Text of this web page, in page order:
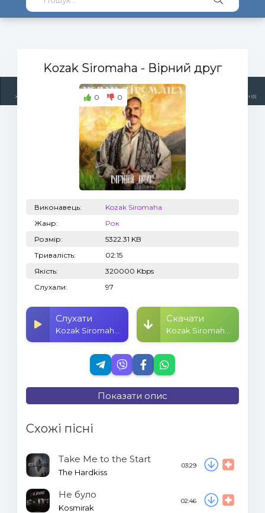
Жанри Топ 100 Тренди Плейлист (0)
Kozak Siromaha - Вірний друг
0 0
Виконавець:
Kozak Siromaha
Жанр:
Рок
Розмір:
5322.31 KB
Тривалість:
02:15
Якість:
320000 Kbps
Слухали:
97
Слухати Скачати
Показати опис
Схожі пісні
Take Me to the Start
The Hardkiss
03:29
Не було
Kosmirak
02:46